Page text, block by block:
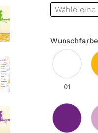
Wunschfarbe
01